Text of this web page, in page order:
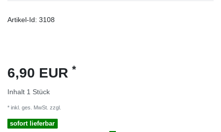
Artikel-Id: 3108
6,90 EUR *
Inhalt 1 Stück
* inkl. ges. MwSt. zzgl.
sofort lieferbar